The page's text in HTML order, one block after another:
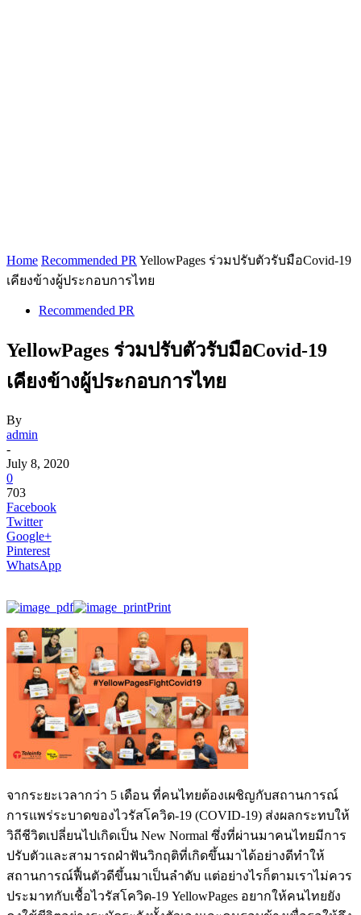
Home Recommended PR YellowPages ร่วมปรับตัวรับมือCovid-19
เคียงข้างผู้ประกอบการไทย
Recommended PR
YellowPages ร่วมปรับตัวรับมือCovid-19
เคียงข้างผู้ประกอบการไทย
By
admin
-
July 8, 2020
0
703
Facebook
Twitter
Google+
Pinterest
WhatsApp
Print
จากระยะเวลากว่า 5 เดือน ที่คนไทยต้องเผชิญกับสถานการณ์
การแพร่ระบาดของไวรัสโควิด-19 (COVID-19) ส่งผลกระทบให้
วิถีชีวิตเปลี่ยนไปเกิดเป็น New Normal ซึ่งที่ผ่านมาคนไทยมีการ
ปรับตัวและสามารถฝ่าฟันวิกฤติที่เกิดขึ้นมาได้อย่างดีทำให้
สถานการณ์ฟื้นตัวดีขึ้นมาเป็นลำดับ แต่อย่างไรก็ตามเราไม่ควร
ประมาทกับเชื้อไวรัสโควิด-19 YellowPages อยากให้คนไทยยัง